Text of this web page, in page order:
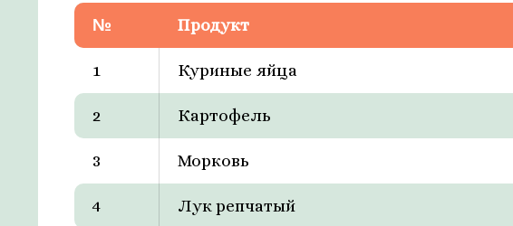
№ Продукт
1 Куриные яйца
2 Картофель
3 Морковь
4 Лук репчатый